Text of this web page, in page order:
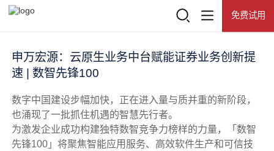
免费试用
产品
热门推荐
解决方案
客户案例
推荐产品
网易数帆
申万宏源：云原生业务中台赋能证券业务创新提
速 | 数智先锋100
数字中国建设步幅加快，正在进入量与质并重的新阶段，
也涌现了一批抓住机遇的智慧先行者。
为激发企业成功构建独特数智竞争力榜样的力量，「数智
先锋100」将聚焦智能应用服务、高效软件生产和可信技